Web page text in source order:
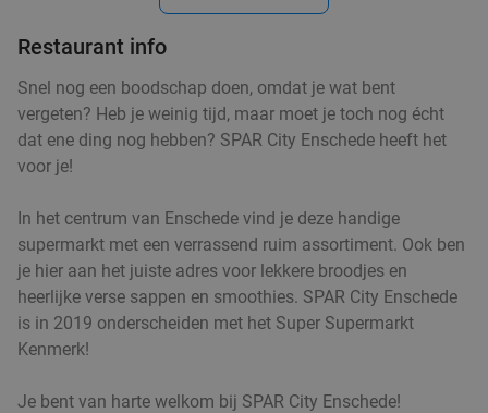
Restaurant info
Snel nog een boodschap doen, omdat je wat bent
vergeten? Heb je weinig tijd, maar moet je toch nog écht
dat ene ding nog hebben? SPAR City Enschede heeft het
voor je!
In het centrum van Enschede vind je deze handige
supermarkt met een verrassend ruim assortiment. Ook ben
je hier aan het juiste adres voor lekkere broodjes en
heerlijke verse sappen en smoothies. SPAR City Enschede
is in 2019 onderscheiden met het Super Supermarkt
Kenmerk!
Je bent van harte welkom bij SPAR City Enschede!